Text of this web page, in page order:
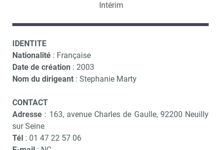
Intérim
IDENTITE
Nationalité : Française
Date de création : 2003
Nom du dirigeant : Stephanie Marty
CONTACT
Adresse : 163, avenue Charles de Gaulle, 92200 Neuilly
sur Seine
Tél : 01 47 22 57 06